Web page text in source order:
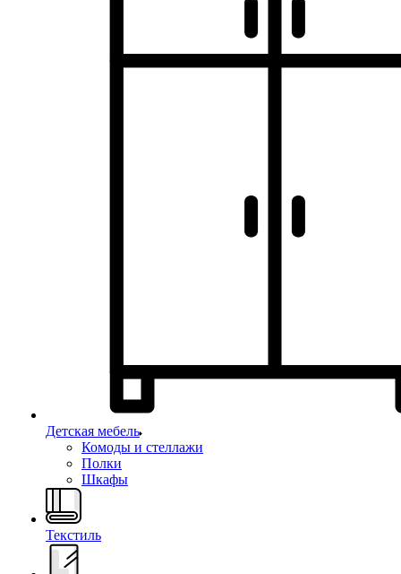
Детская мебель
Комоды и стеллажи
Полки
Шкафы
Текстиль